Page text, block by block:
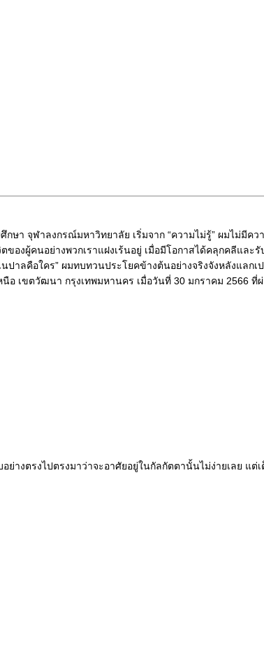
า จุฬาลงกรณ์มหาวิทยาลัย เริ่มจาก “ความไม่รู้” ผมไม่มีคว
ของผู้คนอย่างพวกเราแฝงเร้นอยู่ เมื่อมีโอกาสได้คลุกคลีแ
ปาลคือใคร” ผมทบทวนประโยคข้างต้นอย่างจริงจังหลังแลก
อ เขตวัฒนา กรุงเทพมหานคร เมื่อวันที่ 30 มกราคม 2566
ย่างตรงไปตรงมาว่าจะอาศัยอยู่ในกัลกัตตานั้นไม่ง่ายเลย